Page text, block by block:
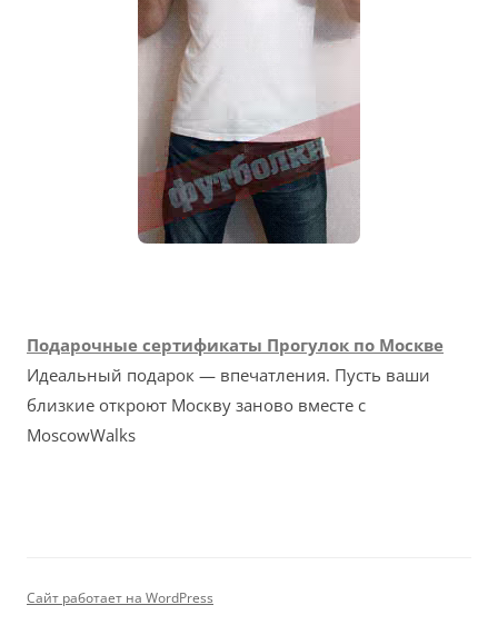
Подарочные сертификаты Прогулок по Москве
Идеальный подарок — впечатления. Пусть ваши
близкие откроют Москву заново вместе с
MoscowWalks
Сайт работает на WordPress